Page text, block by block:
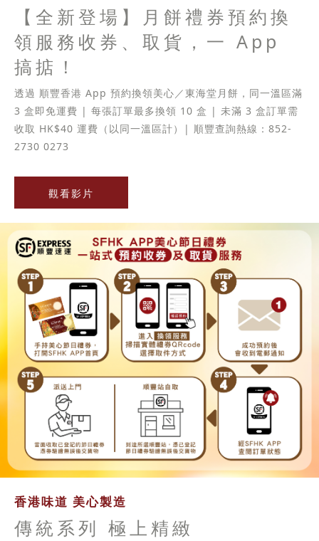
【全新登場】月餅禮券預約換
領服務收券、取貨，一 App
搞掂！
透過 順豐香港 App 預約換領美心／東海堂月餅，同一溫區滿
3 盒即免運費 | 每張訂單最多換領 10 盒 | 未滿 3 盒訂單需
收取 HK$40 運費（以同一溫區計）| 順豐查詢熱線：852-
2730 0273
觀看影片
香港味道 美心製造
傳統系列 極上精緻